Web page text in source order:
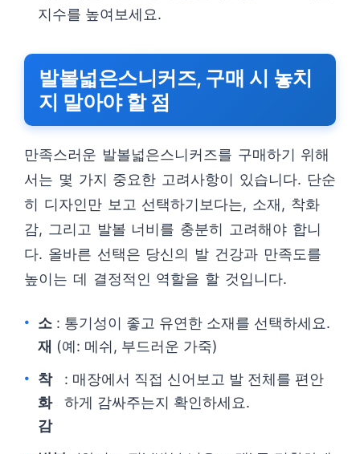
지수를 높여보세요.
발볼넓은스니커즈, 구매 시 놓치
지 말아야 할 점
만족스러운 발볼넓은스니커즈를 구매하기 위해
서는 몇 가지 중요한 고려사항이 있습니다. 단순
히 디자인만 보고 선택하기보다는, 소재, 착화
감, 그리고 발볼 너비를 충분히 고려해야 합니
다. 올바른 선택은 당신의 발 건강과 만족도를
높이는 데 결정적인 역할을 할 것입니다.
소
재
: 통기성이 좋고 유연한 소재를 선택하세요.
(예: 메쉬, 부드러운 가죽)
착
화
감
: 매장에서 직접 신어보고 발 전체를 편안
하게 감싸주는지 확인하세요.